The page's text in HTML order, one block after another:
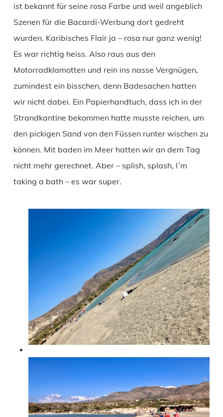
ist bekannt für seine rosa Farbe und weil angeblich
Szenen für die Bacardi-Werbung dort gedreht
wurden. Karibisches Flair ja – rosa nur ganz wenig!
Es war richtig heiss. Also raus aus den
Motorradklamotten und rein ins nasse Vergnügen,
zumindest ein bisschen, denn Badesachen hatten
wir nicht dabei. Ein Papierhandtuch, dass ich in der
Strandkantine bekommen hatte musste reichen, um
den pickigen Sand von den Füssen runter wischen zu
können. Mit baden im Meer hatten wir an dem Tag
nicht mehr gerechnet. Aber – splish, splash, I´m
taking a bath – es war super.